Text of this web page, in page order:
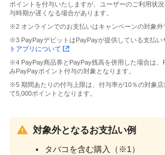
ポイントを付与いたしますが、ユーザーのご利用状
与時期が遅くなる場合があります。
※2 オンラインでのお支払いはキャンペーンの対象外
※3 PayPayデビットはPayPayが提供している支払い
トアプリについて
※4 PayPay商品券とPayPay残高を併用した場合は、
みPayPayポイント付与の対象となります。
※5 期間あたりの付与上限は、付与率が10％の対象
て5,000ポイントとなります。
対象外となるお支払い例
タバコを含む購入（※1）